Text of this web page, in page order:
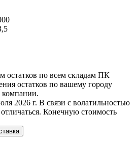
остатков по всем складам ПК
остатков по вашему городу
компании.
2026 г. В связи с волатильностью
Конечную стоимость